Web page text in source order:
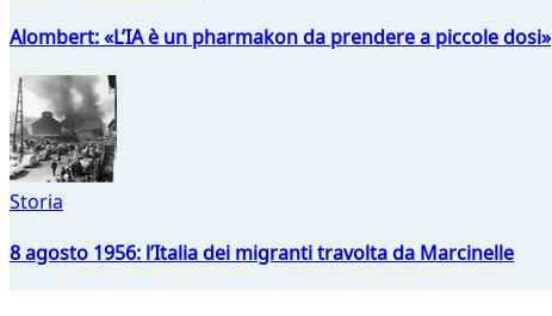
Alombert: «L’IA è un pharmakon da prendere a piccole dosi»
Storia
8 agosto 1956: l’Italia dei migranti travolta da Marcinelle